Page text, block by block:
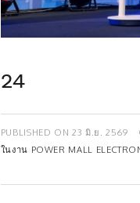
24
PUBLISHED ON 23 มิ.ย. 2569
ในงาน POWER MALL